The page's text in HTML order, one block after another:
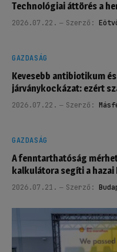
Technológiai áttörés a
2026.07.22. Szerző:
GAZDASÁG
Kevesebb antibiotikum
járványkockázat: ezért
2026.07.22. Szerző:
GAZDASÁG
A fenntarthatóság
kalkulátora segíti a hazai
2026.07.21. Szerző: